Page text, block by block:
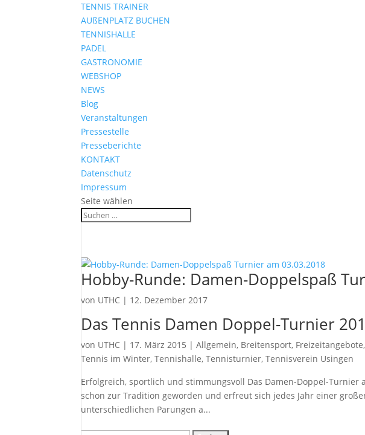
TENNIS TRAINER
AUßENPLATZ BUCHEN
TENNISHALLE
PADEL
GASTRONOMIE
WEBSHOP
NEWS
Blog
Veranstaltungen
Pressestelle
Presseberichte
KONTAKT
Datenschutz
Impressum
Seite wählen
Hobby-Runde: Damen-Doppelspaß
von UTHC | 12. Dezember 2017
Das Tennis Damen Doppel-Turnier
von UTHC | 17. März 2015 |Allgemein, Breitensport, Freizeitangebote,
Tennis im Winter,Tennishalle,Tennisturnier,Tennisverein Usingen
Erfolgreich, sportlich und stimmungsvoll Das Damen-Doppel-Turnier
schon zur Tradition geworden und erfreut sich jedes Jahr einer
unterschiedlichen Parungen a...